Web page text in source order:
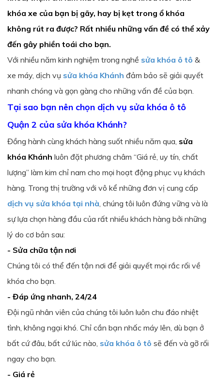
khóa xe của bạn bị gãy, hay bị kẹt trong ổ khóa
không rút ra được? Rất nhiều những vấn đề có thể xảy
đến gây phiền toái cho bạn.
Với nhiều năm kinh nghiệm trong nghề sửa khóa ô tô &
xe máy, dịch vụ sửa khóa Khánh đảm bảo sẽ giải quyết
nhanh chóng và gọn gàng cho những vấn đề của bạn.
Tại sao bạn nên chọn dịch vụ sửa khóa ô tô
Quận 2 của sửa khóa Khánh?
Đồng hành cùng khách hàng suốt nhiều năm qua, sửa
khóa Khánh luôn đặt phương châm “Giá rẻ, uy tín, chất
lượng” làm kim chỉ nam cho mọi hoạt động phục vụ khách
hàng. Trong thị trường với vô kể những đơn vị cung cấp
dịch vụ sửa khóa tại nhà, chúng tôi luôn đứng vững và là
sự lựa chọn hàng đầu của rất nhiều khách hàng bởi những
lý do cơ bản sau:
- Sửa chữa tận nơi
Chúng tôi có thể đến tận nơi để giải quyết mọi rắc rối về
khóa cho bạn.
- Đáp ứng nhanh, 24/24
Đội ngũ nhân viên của chúng tôi luôn luôn chu đáo nhiệt
tình, không ngại khó. Chỉ cần bạn nhấc máy lên, dù bạn ở
bất cứ đâu, bất cứ lúc nào, sửa khóa ô tô sẽ đến và gỡ rối
ngay cho bạn.
- Giá rẻ